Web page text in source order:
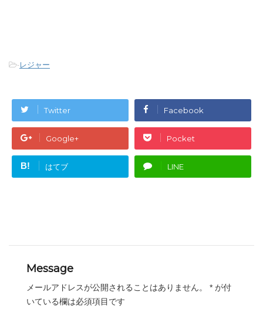
-レジャー
Twitter Facebook
Google+ Pocket
B! はてブ LINE
Message
メールアドレスが公開されることはありません。 * が付
いている欄は必須項目です